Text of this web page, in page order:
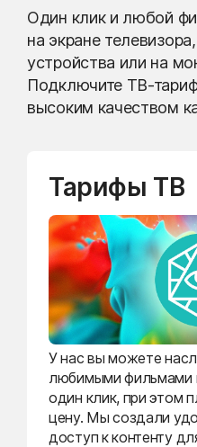
Один клик и любой
на экране
устройства или на
Подключите ТВ-
высоким качеством
Тарифы ТВ
У нас вы можете
любимыми фильмами
один клик, при этом
цену. Мы создали
доступ к контенту